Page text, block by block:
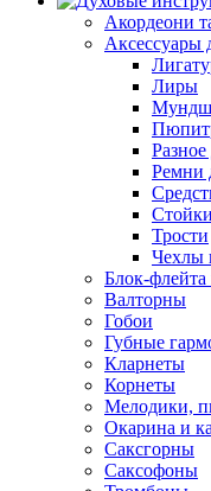
Акордеони
Аксессуары
Лиры
Ремни
Трости
Чехлы
Блок-
Валторны
Гобои
Губные
Кларнеты
Корнеты
Мелодики,
Окарина и
Саксгорны
Саксофоны